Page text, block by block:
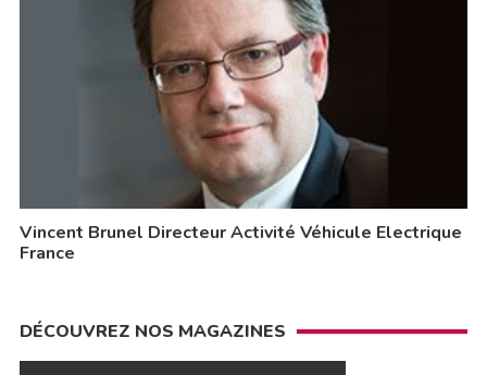
Vincent Brunel Directeur Activité Véhicule Electrique
France
DÉCOUVREZ NOS MAGAZINES